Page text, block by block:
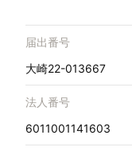
届出番号
大崎22-013667
法人番号
6011001141603